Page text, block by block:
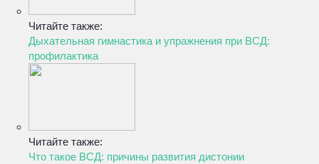
Читайте также:
Дыхательная гимнастика и упражнения при ВСД:
профилактика
Читайте также:
Что такое ВСД: причины развития дистонии